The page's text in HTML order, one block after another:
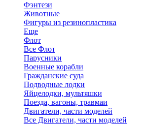
Фэнтези
Животные
Фигуры из резинопластика
Еще
Флот
Все Флот
Парусники
Военные корабли
Гражданские суда
Подводные лодки
Яйцелодки, мультяшки
Поезда, вагоны, травмаи
Двигатели, части моделей
Все Двигатели, части моделей